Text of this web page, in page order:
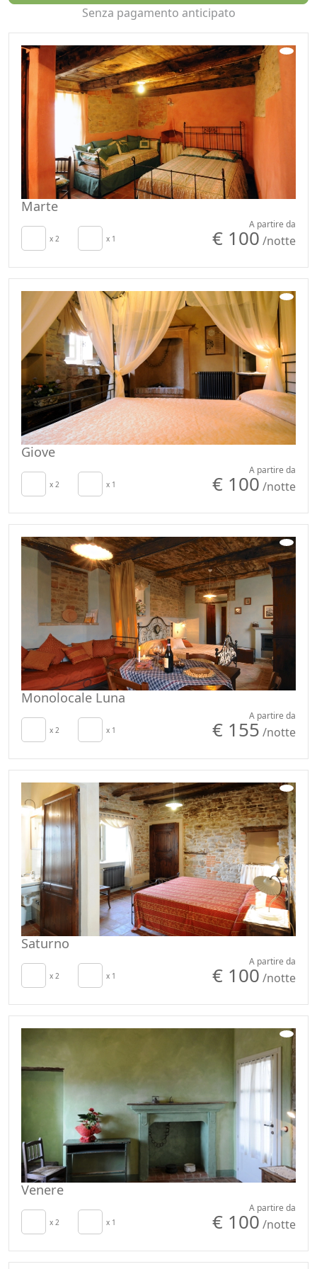
vuole la tradizione contadina di Langa.
Senza pagamento anticipato
Marte
x 2 x 1
A partire da
€ 100 /notte
Giove
x 2 x 1
A partire da
€ 100 /notte
Monolocale Luna
x 2 x 1
A partire da
€ 155 /notte
Saturno
x 2 x 1
A partire da
€ 100 /notte
Venere
x 2 x 1
A partire da
€ 100 /notte